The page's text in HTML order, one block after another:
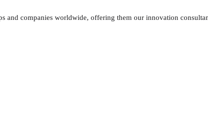
companies worldwide, offering them our innovation